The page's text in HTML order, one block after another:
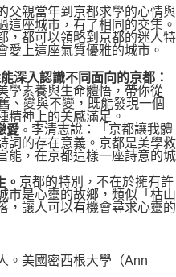
父親當年到京都求學的心情與
這座城市，有了相同的交集。
，都可以領略到京都的迷人特
愛上這座氣質優雅的城市。
深入認識不同面向的京都：
學素養與生命體悟，帶你從
、變與不變，既能發現一個
精神上的美感滿足。
愛 。 李清志說：「京都讓我體
詞的存在意義。京都是美學救
能，在京都這樣一座詩意的城
。 京都的特別，不在於擁有許
市是心靈的故鄉，類似「枯山
，讓人可以有機會尋求心靈的
。美國密西根大學（Ann